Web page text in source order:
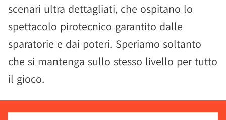
scenari ultra dettagliati, che ospitano lo
spettacolo pirotecnico garantito dalle
sparatorie e dai poteri. Speriamo soltanto
che si mantenga sullo stesso livello per tutto
il gioco.